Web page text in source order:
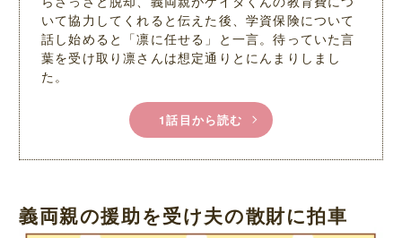
いて協力してくれると伝えた後、学資保険について
話し始めると「凛に任せる」と一言。待っていた言
葉を受け取り凛さんは想定通りとにんまりしまし
た。
1話目から読む
義両親の援助を受け夫の散財に拍車